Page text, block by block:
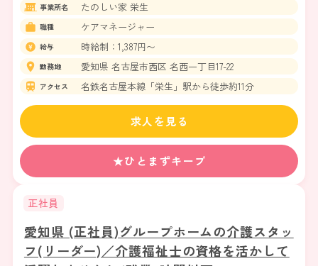
事業所名 たのしい家 栄生
職種 ケアマネージャー
給与 時給制：1,387円〜
勤務地 愛知県 名古屋市西区 名西一丁目17-22
アクセス 名鉄名古屋本線「栄生」駅から徒歩約11分
★ひとまずキープ
求人を見る
正社員
愛知県 (正社員)グループホームの介護スタッ
フ(リーダー)／介護福祉士の資格を活かして